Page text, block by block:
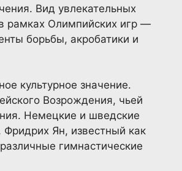
Вид увлекательных
рамках Олимпийских игр —
борьбы, акробатики и
культурное значение.
Возрождения, чьей
Немецкие и шведские
Фридрих Ян, известный как
гимнастические